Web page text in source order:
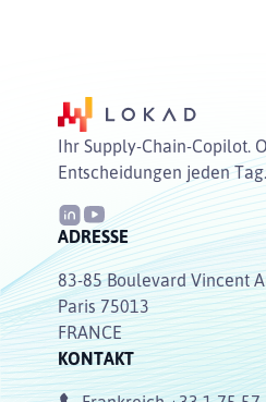
Ihr Supply-Chain-Copilot.
Entscheidungen jeden Tag.
ADRESSE
83-85 Boulevard Vincent
Paris 75013
FRANCE
KONTAKT